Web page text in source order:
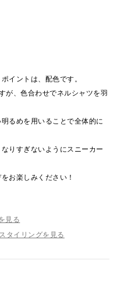
イントは、配色です。
が、色合わせでネルシャツを羽
るめを用いることで全体的に
りすぎないようにスニーカー
お楽しみください！
見る
タイリングを見る